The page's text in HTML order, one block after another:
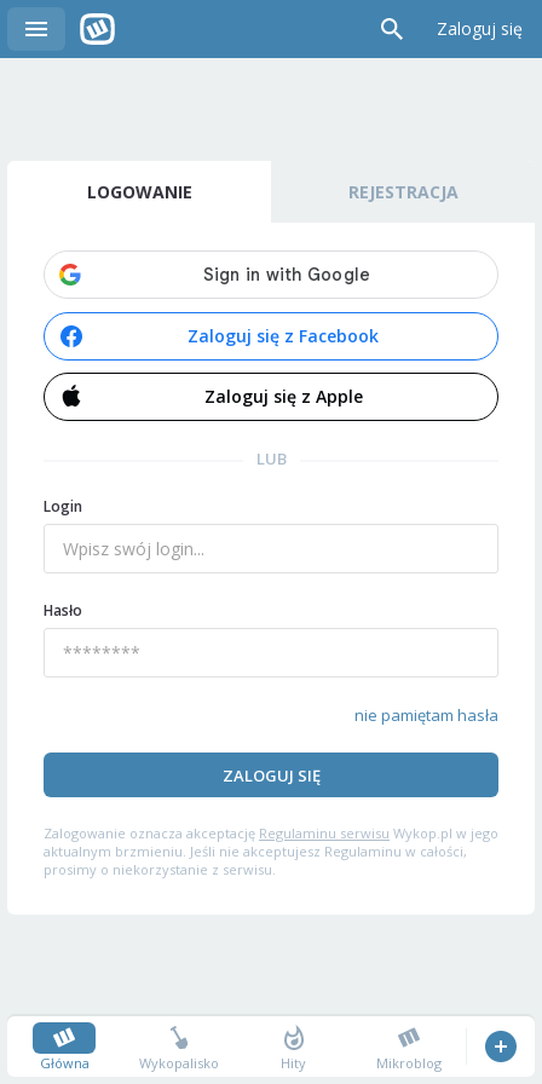
Zaloguj się
LOGOWANIE REJESTRACJA
Zaloguj się z Facebook
Zaloguj się z Apple
LUB
Login
Hasło
nie pamiętam hasła
ZALOGUJ SIĘ
Zalogowanie oznacza akceptację Regulaminu serwisu Wykop.pl w jego
aktualnym brzmieniu. Jeśli nie akceptujesz Regulaminu w całości,
prosimy o niekorzystanie z serwisu.
Główna Wykopalisko Hity Mikroblog